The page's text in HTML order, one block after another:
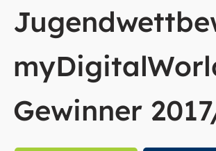
Gewinner